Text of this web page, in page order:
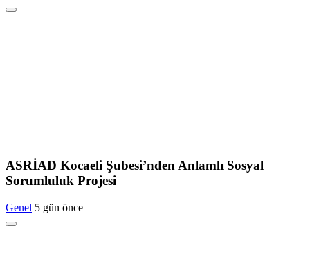
ASRİAD Kocaeli Şubesi’nden Anlamlı Sosyal
Sorumluluk Projesi
Genel 5 gün önce